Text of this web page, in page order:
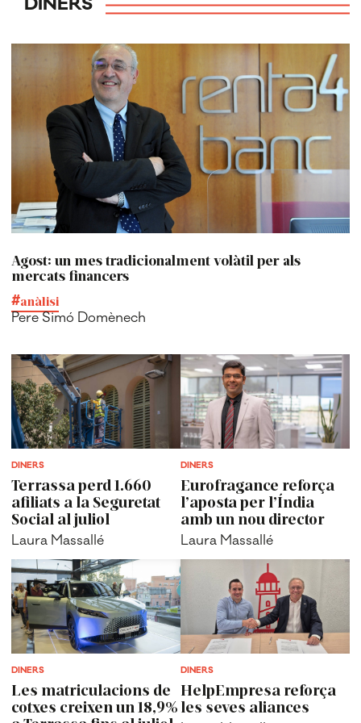
Agost: un mes tradicionalment volàtil per als
mercats financers
Pere Simó Domènech
anàlisi
DINERS
Terrassa perd 1.660
afiliats a la Seguretat
Social al juliol
Laura Massallé
DINERS
Eurofragance reforça
l’aposta per l’Índia
amb un nou director
Laura Massallé
DINERS
Les matriculacions de
cotxes creixen un 18,9%
DINERS
HelpEmpresa reforça
les seves aliances